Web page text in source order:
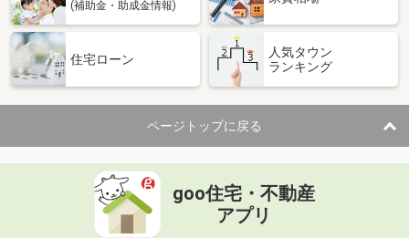
鹿児島県霧島市隼人町松永２丁目
住 所
鹿児島県霧島市隼人町松永２丁目
専有面積 54.85m²
間取り
2LDK
鹿児島県霧島市国分広瀬４丁目
価 格
住 所
鹿児島県霧島市国分広瀬４丁目
(補助金・助成金情報)
住宅ローン
人気タウン
ランキング
ページトップに戻る
goo住宅・不動産
アプリ